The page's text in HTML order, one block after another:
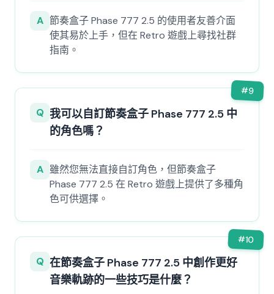
A 節奏盒子 Phase 777 2.5 的使用者友善介面
使其易於上手，但在 Retro 遊戲上尋找社群
指南。
#9
Q 我可以自訂節奏盒子 Phase 777 2.5 中
的角色嗎？
A 雖然您無法直接自訂角色，但節奏盒子
Phase 777 2.5 在 Retro 遊戲上提供了多種角
色可供選擇。
#10
Q 在節奏盒子 Phase 777 2.5 中創作更好
音樂軌跡的一些技巧是什麼？